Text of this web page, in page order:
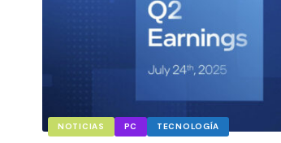
NOTICIAS PC TECNOLOGÍA